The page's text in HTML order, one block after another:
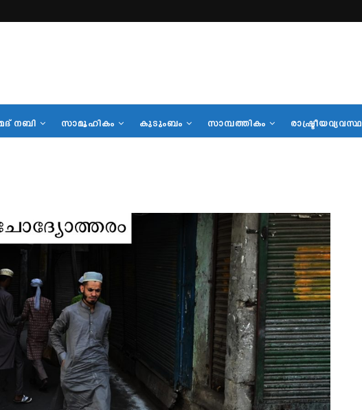
നബി സാമൂഹികം കുടുംബം സാമ്പത്തികം രാഷ്ട്രീയവ്യവസ്ഥ